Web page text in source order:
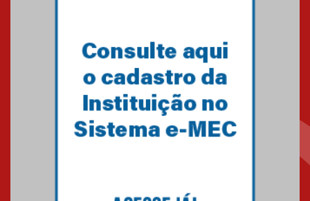
Como o Colégio Mackenzie
Brasília prepara seus
estudantes para o PAS antes
mesmo do Ensino Médio